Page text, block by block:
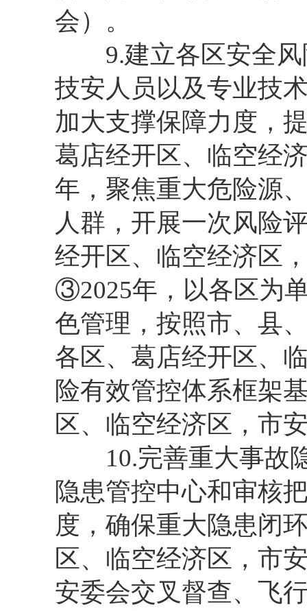
会）。
9.建立各区安全风
技安人员以及专业技
加大支撑保障力度，
葛店经开区、临空经
年，聚焦重大危险源
人群，开展一次风险
经开区、临空经济区
③2025年，以各区为
色管理，按照市、县
各区、葛店经开区、
险有效管控体系框架
区、临空经济区，市
10.完善重大事故
隐患管控中心和审核
度，确保重大隐患闭
区、临空经济区，市
安委会交叉督查、飞